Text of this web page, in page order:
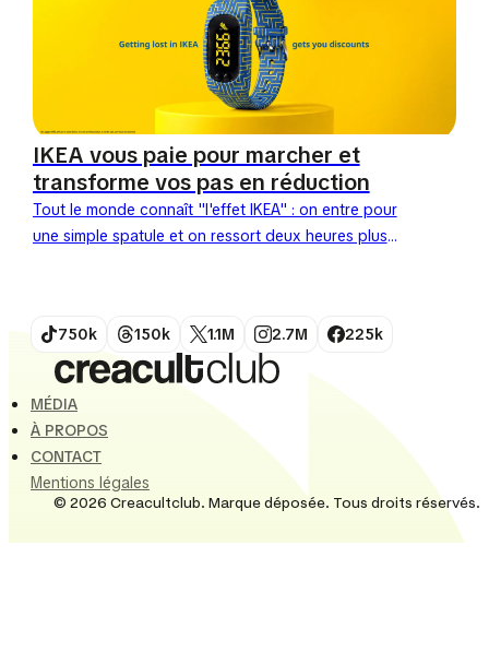
IKEA vous paie pour marcher et
transforme vos pas en réduction
Tout le monde connaît "l'effet IKEA" : on entre pour
une simple spatule et on ressort deux heures plus
750k 150k 1.1M 2.7M 225k
MÉDIA
À PROPOS
CONTACT
Mentions légales
© 2026 Creacultclub. Marque déposée. Tous droits réservés.